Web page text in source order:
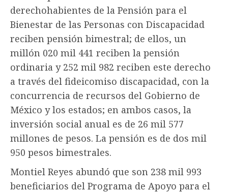
derechohabientes de la Pensión para el
Bienestar de las Personas con Discapacidad
reciben pensión bimestral; de ellos, un
millón 020 mil 441 reciben la pensión
ordinaria y 252 mil 982 reciben este derecho
a través del fideicomiso discapacidad, con la
concurrencia de recursos del Gobierno de
México y los estados; en ambos casos, la
inversión social anual es de 26 mil 577
millones de pesos. La pensión es de dos mil
950 pesos bimestrales.
Montiel Reyes abundó que son 238 mil 993
beneficiarios del Programa de Apoyo para el